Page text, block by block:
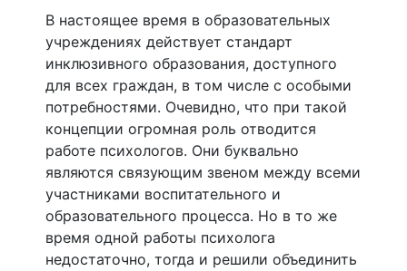
В настоящее время в образовательных
учреждениях действует стандарт
инклюзивного образования, доступного
для всех граждан, в том числе с особыми
потребностями. Очевидно, что при такой
концепции огромная роль отводится
работе психологов. Они буквально
являются связующим звеном между всеми
участниками воспитательного и
образовательного процесса. Но в то же
время одной работы психолога
недостаточно, тогда и решили объединить